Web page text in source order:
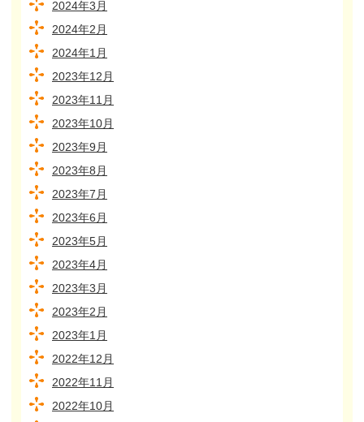
2024年3月
2024年2月
2024年1月
2023年12月
2023年11月
2023年10月
2023年9月
2023年8月
2023年7月
2023年6月
2023年5月
2023年4月
2023年3月
2023年2月
2023年1月
2022年12月
2022年11月
2022年10月